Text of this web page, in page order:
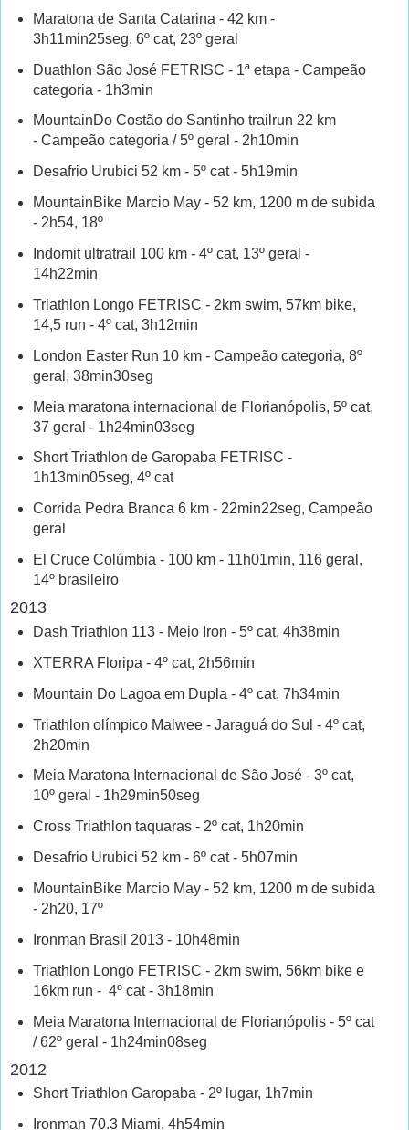
Maratona de Santa Catarina - 42 km -
3h11min25seg, 6º cat, 23º geral
Duathlon São José FETRISC - 1ª etapa - Campeão
categoria - 1h3min
MountainDo Costão do Santinho trailrun 22 km
- Campeão categoria / 5º geral - 2h10min
Desafrio Urubici 52 km - 5º cat - 5h19min
MountainBike Marcio May - 52 km, 1200 m de subida
- 2h54, 18º
Indomit ultratrail 100 km - 4º cat, 13º geral -
14h22min
Triathlon Longo FETRISC - 2km swim, 57km bike,
14,5 run - 4º cat, 3h12min
London Easter Run 10 km - Campeão categoria, 8º
geral, 38min30seg
Meia maratona internacional de Florianópolis, 5º cat,
37 geral - 1h24min03seg
Short Triathlon de Garopaba FETRISC -
1h13min05seg, 4º cat
Corrida Pedra Branca 6 km - 22min22seg, Campeão
geral
El Cruce Colúmbia - 100 km - 11h01min, 116 geral,
14º brasileiro
2013
Dash Triathlon 113 - Meio Iron - 5º cat, 4h38min
XTERRA Floripa - 4º cat, 2h56min
Mountain Do Lagoa em Dupla - 4º cat, 7h34min
Triathlon olímpico Malwee - Jaraguá do Sul - 4º cat,
2h20min
Meia Maratona Internacional de São José - 3º cat,
10º geral - 1h29min50seg
Cross Triathlon taquaras - 2º cat, 1h20min
Desafrio Urubici 52 km - 6º cat - 5h07min
MountainBike Marcio May - 52 km, 1200 m de subida
- 2h20, 17º
Ironman Brasil 2013 - 10h48min
Triathlon Longo FETRISC - 2km swim, 56km bike e
16km run - 4º cat - 3h18min
Meia Maratona Internacional de Florianópolis - 5º cat
/ 62º geral - 1h24min08seg
2012
Short Triathlon Garopaba - 2º lugar, 1h7min
Ironman 70.3 Miami, 4h54min